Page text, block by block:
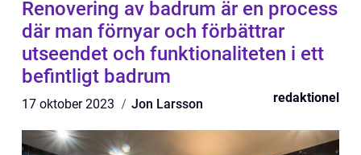
Renovering av badrum är en process
där man förnyar och förbättrar
utseendet och funktionaliteten i ett
befintligt badrum
17 oktober 2023 Jon Larsson redaktionel